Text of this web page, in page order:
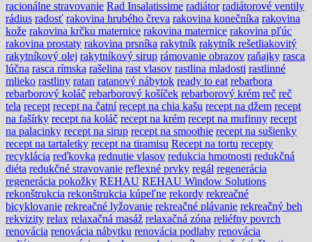
racionálne stravovanie Rad Insalatissime radiátor radiátorové ventily
rádius radosť rakovina hrubého čreva rakovina konečníka rakovina
kože rakovina krčku maternice rakovina maternice rakovina pľúc
rakovina prostaty rakovina prsníka rakytník rakytník rešetliakovitý
rakytníkový olej rakytníkový sirup rámovanie obrazov raňajky rasca
lúčna rasca rímska rašelina rast vlasov rastlina mladosti rastlinné
mlieko rastliny ratan ratanový nábytok ready to eat rebarbora
rebarborový koláč rebarborový košíček rebarborový krém reč reč
tela recept recept na čatní recept na chia kašu recept na džem recept
na fašírky recept na koláč recept na krém recept na mufinny recept
na palacinky recept na sirup recept na smoothie recept na sušienky
recept na tartaletky recept na tiramisu Recept na tortu recepty
recyklácia reďkovka rednutie vlasov redukcia hmotnosti redukčná
diéta redukčné stravovanie reflexné prvky regál regenerácia
regenerácia pokožky REHAU REHAU Window Solutions
rekonštrukcia rekonštrukcia kúpeľne rekordy rekreačné
bicyklovanie rekreačné lyžovanie rekreačné plávanie rekreačný beh
rekvizity relax relaxačná masáž relaxačná zóna reliéfny povrch
renovácia renovácia nábytku renovácia podlahy renovácia